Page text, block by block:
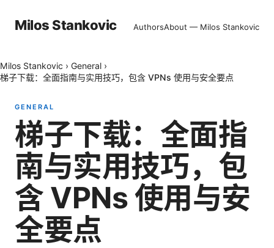
Milos Stankovic AuthorsAbout — Milos Stankovic
Milos Stankovic › General ›
梯子下载：全面指南与实用技巧，包含 VPNs 使用与安全要点
GENERAL
梯子下载：全面指
南与实用技巧，包
含 VPNs 使用与安
全要点